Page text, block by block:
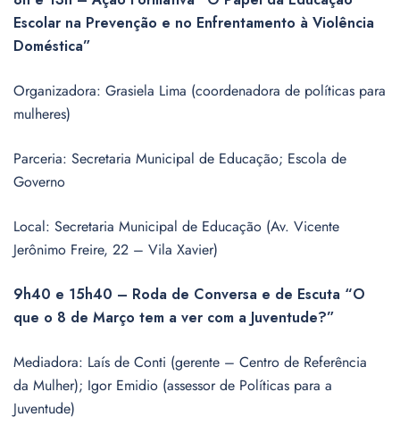
Escolar na Prevenção e no Enfrentamento à Violência
Doméstica”
Organizadora: Grasiela Lima (coordenadora de políticas para
mulheres)
Parceria: Secretaria Municipal de Educação; Escola de
Governo
Local: Secretaria Municipal de Educação (Av. Vicente
Jerônimo Freire, 22 – Vila Xavier)
9h40 e 15h40 – Roda de Conversa e de Escuta “O
que o 8 de Março tem a ver com a Juventude?”
Mediadora: Laís de Conti (gerente – Centro de Referência
da Mulher); Igor Emidio (assessor de Políticas para a
Juventude)